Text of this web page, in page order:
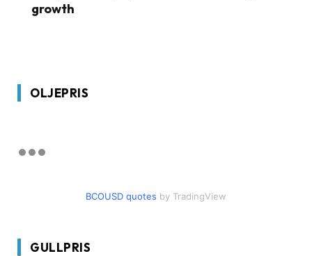
growth
OLJEPRIS
BCOUSD quotes by TradingView
GULLPRIS